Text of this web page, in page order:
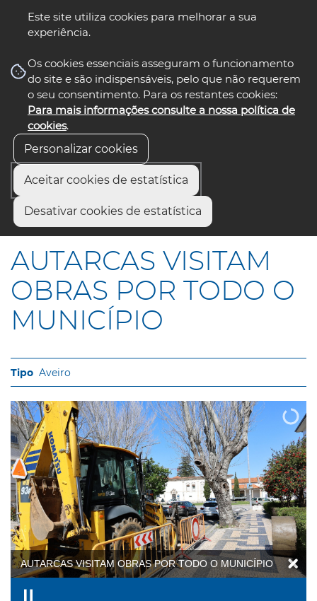
Este site utiliza cookies para melhorar a sua
experiência.
Os cookies essenciais asseguram o funcionamento
do site e são indispensáveis, pelo que não requerem
o seu consentimento. Para os restantes cookies:
Para mais informações consulte a nossa política de
cookies.
Personalizar cookies
Aceitar cookies de estatística
Desativar cookies de estatística
nos select language
Início
AUTARCAS VISITAM OBRAS POR TODO O MUNICÍPIO
AUTARCAS VISITAM
OBRAS POR TODO O
MUNICÍPIO
Aveiro
AUTARCAS VISITAM OBRAS POR TODO O MUNICÍPIO